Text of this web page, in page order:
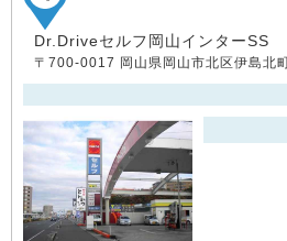
Dr.Driveセルフ岡山インターSS
〒700-0017 岡山県岡山市北区伊島北